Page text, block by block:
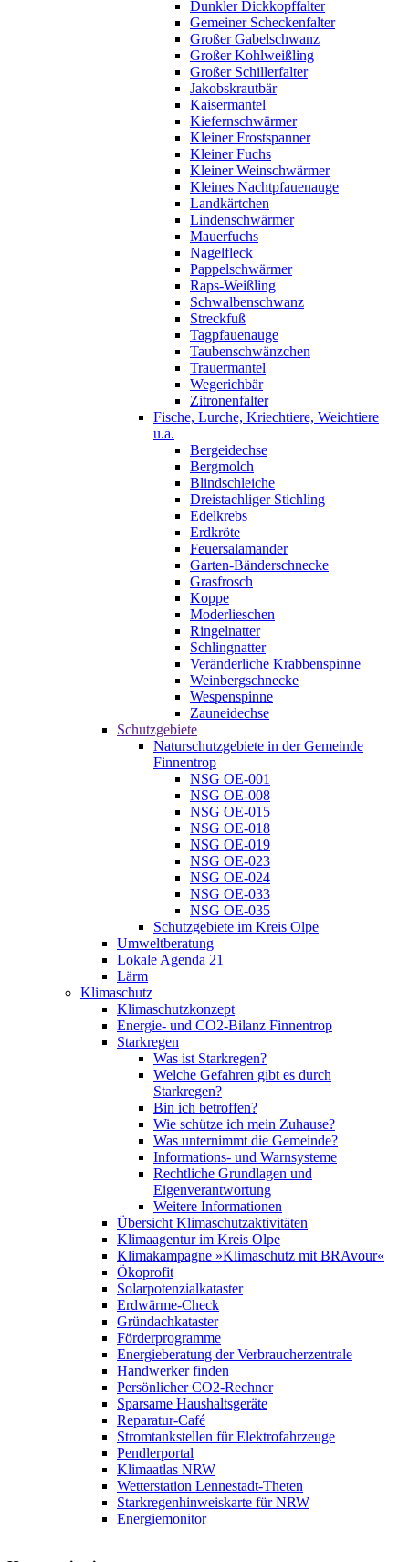
Dunkler Dickkopffalter
Gemeiner Scheckenfalter
Großer Gabelschwanz
Großer Kohlweißling
Großer Schillerfalter
Jakobskrautbär
Kaisermantel
Kiefernschwärmer
Kleiner Frostspanner
Kleiner Fuchs
Kleiner Weinschwärmer
Kleines Nachtpfauenauge
Landkärtchen
Lindenschwärmer
Mauerfuchs
Nagelfleck
Pappelschwärmer
Raps-Weißling
Schwalbenschwanz
Streckfuß
Tagpfauenauge
Taubenschwänzchen
Trauermantel
Wegerichbär
Zitronenfalter
Fische, Lurche, Kriechtiere, Weichtiere
u.a.
Bergeidechse
Bergmolch
Blindschleiche
Dreistachliger Stichling
Edelkrebs
Erdkröte
Feuersalamander
Garten-Bänderschnecke
Grasfrosch
Koppe
Moderlieschen
Ringelnatter
Schlingnatter
Veränderliche Krabbenspinne
Weinbergschnecke
Wespenspinne
Zauneidechse
Schutzgebiete
Naturschutzgebiete in der Gemeinde
Finnentrop
NSG OE-001
NSG OE-008
NSG OE-015
NSG OE-018
NSG OE-019
NSG OE-023
NSG OE-024
NSG OE-033
NSG OE-035
Schutzgebiete im Kreis Olpe
Umweltberatung
Lokale Agenda 21
Lärm
Klimaschutz
Klimaschutzkonzept
Energie- und CO2-Bilanz Finnentrop
Starkregen
Was ist Starkregen?
Welche Gefahren gibt es durch
Starkregen?
Bin ich betroffen?
Wie schütze ich mein Zuhause?
Was unternimmt die Gemeinde?
Informations- und Warnsysteme
Rechtliche Grundlagen und
Eigenverantwortung
Weitere Informationen
Übersicht Klimaschutzaktivitäten
Klimaagentur im Kreis Olpe
Klimakampagne »Klimaschutz mit BRAvour«
Ökoprofit
Solarpotenzialkataster
Erdwärme-Check
Gründachkataster
Förderprogramme
Energieberatung der Verbraucherzentrale
Handwerker finden
Persönlicher CO2-Rechner
Sparsame Haushaltsgeräte
Reparatur-Café
Stromtankstellen für Elektrofahrzeuge
Pendlerportal
Klimaatlas NRW
Wetterstation Lennestadt-Theten
Starkregenhinweiskarte für NRW
Energiemonitor